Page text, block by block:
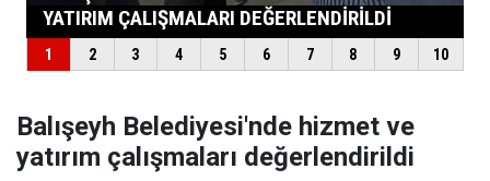
Balışeyh Belediyesi'nde hizmet ve
yatırım çalışmaları değerlendirildi